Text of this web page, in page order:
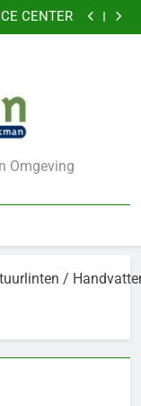
CENTER
UW FIETS
CENTER
UW FIETS
Omgeving
/